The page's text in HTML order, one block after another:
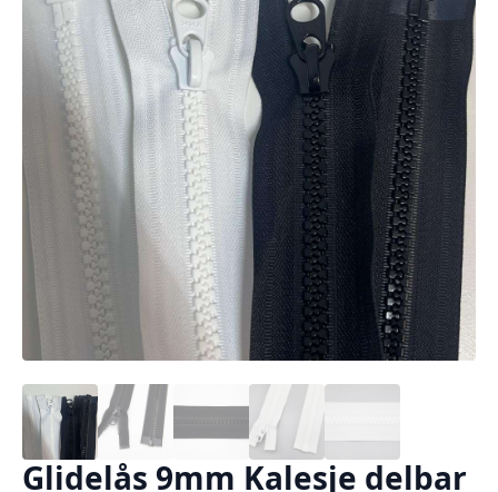
Glidelås 9mm Kalesje delbar